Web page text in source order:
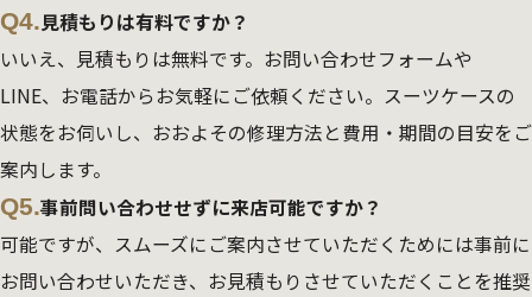
Q4.見積もりは有料ですか？
いいえ、見積もりは無料です。お問い合わせフォームや
LINE、お電話からお気軽にご依頼ください。スーツケースの
状態をお伺いし、おおよその修理方法と費用・期間の目安をご
案内します。
Q5.事前問い合わせせずに来店可能ですか？
可能ですが、スムーズにご案内させていただくためには事前に
お問い合わせいただき、お見積もりさせていただくことを推奨